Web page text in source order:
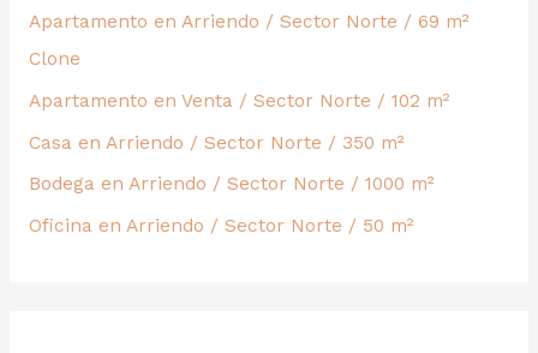
Apartamento en Arriendo / Sector Norte / 69 m²
Clone
Apartamento en Venta / Sector Norte / 102 m²
Casa en Arriendo / Sector Norte / 350 m²
Bodega en Arriendo / Sector Norte / 1000 m²
Oficina en Arriendo / Sector Norte / 50 m²